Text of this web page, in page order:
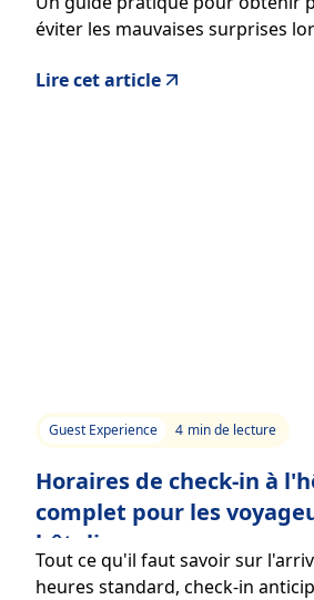
éviter les mauvaises surprises
Lire cet article
Guest Experience 4 min de lecture
Horaires de check-in à
complet pour les
hôteliers
Tout ce qu'il faut savoir sur
heures standard, check-in